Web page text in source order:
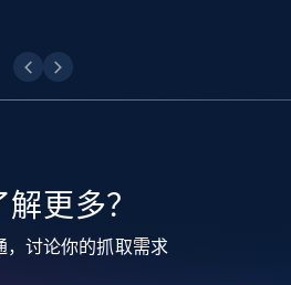
Biography, Awg
engagement rate,
更多？
，讨论你的抓取需求